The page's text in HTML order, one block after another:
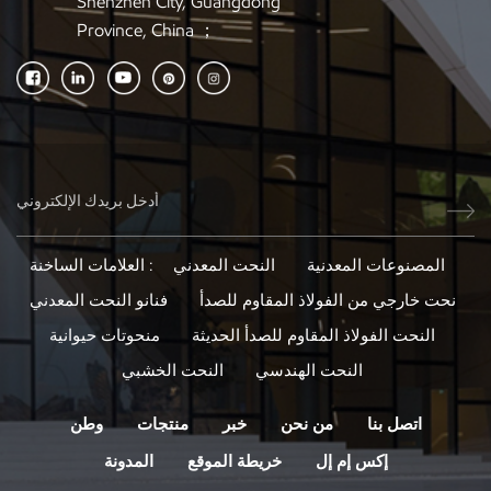
Province, China ；
العلامات الساخنة : النحت المعدني
المصنوعات المعدنية
فنانو النحت المعدني
نحت خارجي من الفولاذ المقاوم للصدأ
منحوتات حيوانية
النحت الفولاذ المقاوم للصدأ الحديثة
النحت الخشبي
النحت الهندسي
وطن منتجات خبر من نحن
اتصل بنا
المدونة
خريطة الموقع
إكس إم إل